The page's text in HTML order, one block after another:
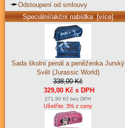
Odstoupení od smlouvy
Speciální/akční nabídka [více]
Sada školní penál a peněženka Jurský
Svět (Jurassic World)
338,00 Kč
329,00 Kč s DPH
271,90 Kč bez DPH
Ušetříte: 3% z ceny